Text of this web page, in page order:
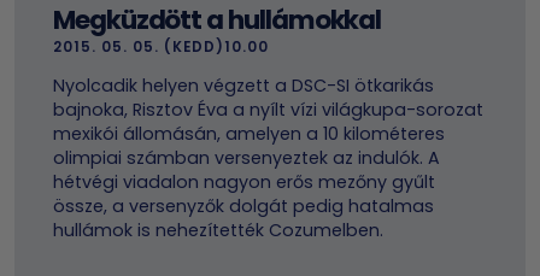
Megküzdött a hullámokkal
2015. 05. 05. (KEDD)10.00
Nyolcadik helyen végzett a DSC-SI ötkarikás
bajnoka, Risztov Éva a nyílt vízi világkupa-sorozat
mexikói állomásán, amelyen a 10 kilométeres
olimpiai számban versenyeztek az indulók. A
hétvégi viadalon nagyon erős mezőny gyűlt
össze, a versenyzők dolgát pedig hatalmas
hullámok is nehezítették Cozumelben.